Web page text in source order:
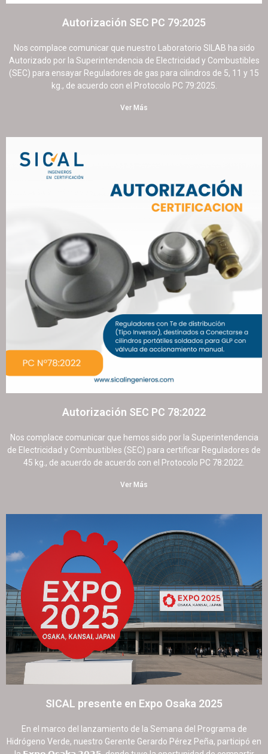
Autorización SEC PC 79:2025
Nos complace comunicar que nuestro Laboratorio SILAB ha sido
Autorizado por la Superintendencia de Electricidad y Combustibles
(SEC) para ensayar Reguladores de gas para cilindros de 5, 11 y 15
kg., de acuerdo con el Protocolo PC 79:2025.
Ver Más
Autorización SEC PC 78:2022
Nos complace comunicar que hemos sido por la Superintendencia
de Electricidad y Combustibles (SEC) para certificar Reguladores de
45 kg., de acuerdo de acuerdo con el Protocolo PC 78:2022.
Ver Más
SICAL presente en Expo Osaka 2025
En el marco del lanzamiento de la Semana del Programa de
Hidrógeno Verde, nuestro Gerente Gerardo Pérez Peña, participó en